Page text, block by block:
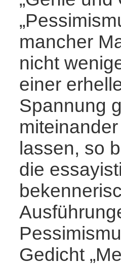
mancher
nicht
einer
Spannung
lassen, so
die
Gedicht